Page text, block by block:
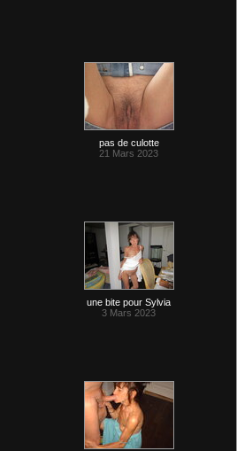
pas de culotte
21 Mars 2023
une bite pour Sylvia
3 Mars 2023